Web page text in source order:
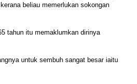
beliau memerlukan sokongan
tahun itu memaklumkan dirinya
untuk sembuh sangat besar iaitu